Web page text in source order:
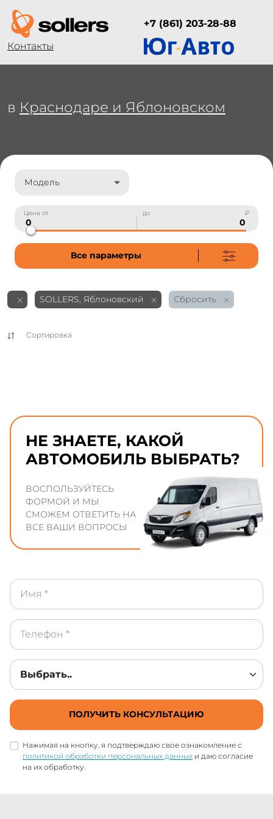
+7 (861) 203-28-88
Контакты
в Краснодаре и Яблоновском
Модель
Цена от до ₽
Все параметры
SOLLERS, Яблоновский Сбросить
Сортировка
НЕ ЗНАЕТЕ, КАКОЙ
АВТОМОБИЛЬ ВЫБРАТЬ?
ВОСПОЛЬЗУЙТЕСЬ
ФОРМОЙ И МЫ
СМОЖЕМ ОТВЕТИТЬ НА
ВСЕ ВАШИ ВОПРОСЫ
ПОЛУЧИТЬ КОНСУЛЬТАЦИЮ
Нажимая на кнопку, я подтверждаю свое ознакомление с
политикой обработки персональных данных и даю согласие
на их обработку.